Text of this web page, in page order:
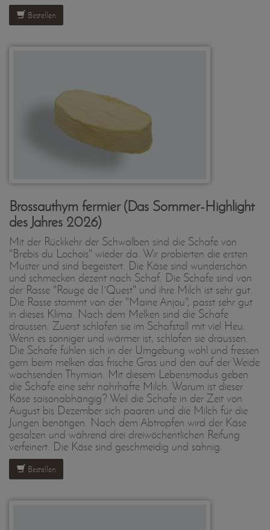
Bestellen
Brossauthym fermier (Das Sommer-Highlight
des Jahres 2026)
Mit der Rückkehr der Schwalben sind die Schafe von
"Brebis du Lochois" wieder da. Wir probierten die ersten
Muster und sind begeistert. Die Käse sind wunderschön
und schmecken dezent nach Schaf. Die Schafe sind von
der Rasse "Rouge de l´Quest" und ihre Milch ist sehr gut.
Die Rasse stammt von der "Maine Anjou", passt sehr gut
in dieses Klima. Nach dem Melken sind die Schafe
draussen. Zuerst schlafen sie im Schafstall mit viel Heu.
Wenn es sonniger und wärmer ist, schlafen sie draussen.
Die Schafe fühlen sich in der Umgebung wohl und fressen
gern beim melken das frische Gras und den auf der Weide
wachsenden Thymian. Mit diesem Lebensmodus geben
die Schafe eine sehr nahrhafte Milch. Warum ist dieser
Käse saisonabhängig? Weil die Schafe in der Zeit von
August bis Dezember sich paaren und die Milch für die
Jungen benötigen. Nach dem Abtropfen wird der Käse
gesalzen und während drei dreiwöchentlichen Reifung
verfeinert. Die Käse sind geschmeidig und sahnig.
Bestellen